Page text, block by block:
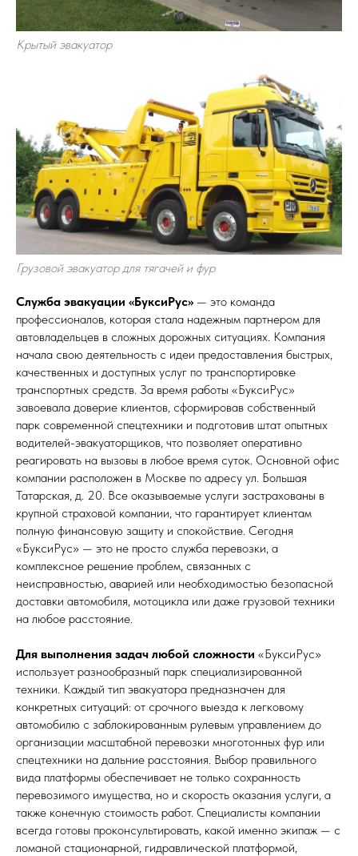
Крытый эвакуатор
Грузовой эвакуатор для тягачей и фур
Служба эвакуации «БуксиРус» — это команда
профессионалов, которая стала надежным партнером для
автовладельцев в сложных дорожных ситуациях. Компания
начала свою деятельность с идеи предоставления быстрых,
качественных и доступных услуг по транспортировке
транспортных средств. За время работы «БуксиРус»
завоевала доверие клиентов, сформировав собственный
парк современной спецтехники и подготовив штат опытных
водителей-эвакуаторщиков, что позволяет оперативно
реагировать на вызовы в любое время суток. Основной офис
компании расположен в Москве по адресу ул. Большая
Татарская, д. 20. Все оказываемые услуги застрахованы в
крупной страховой компании, что гарантирует клиентам
полную финансовую защиту и спокойствие. Сегодня
«БуксиРус» — это не просто служба перевозки, а
комплексное решение проблем, связанных с
неисправностью, аварией или необходимостью безопасной
доставки автомобиля, мотоцикла или даже грузовой техники
на любое расстояние.
Для выполнения задач любой сложности «БуксиРус»
использует разнообразный парк специализированной
техники. Каждый тип эвакуатора предназначен для
конкретных ситуаций: от срочного выезда к легковому
автомобилю с заблокированным рулевым управлением до
организации масштабной перевозки многотонных фур или
спецтехники на дальние расстояния. Выбор правильного
вида платформы обеспечивает не только сохранность
перевозимого имущества, но и скорость оказания услуги, а
также конечную стоимость работ. Специалисты компании
всегда готовы проконсультировать, какой именно экипаж — с
ломаной стационарной, гидравлической платформой,